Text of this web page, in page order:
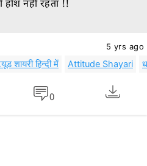
होश नही रहता !!
5 yrs ago
शायरी हिन्दी में Attitude Shayari
0